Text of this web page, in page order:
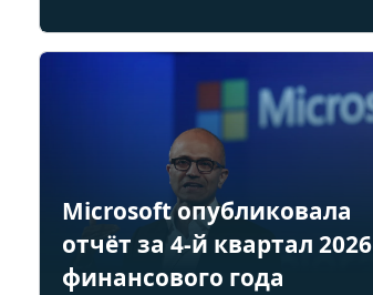
Microsoft опубликовала
отчёт за 4-й квартал 2026
финансового года